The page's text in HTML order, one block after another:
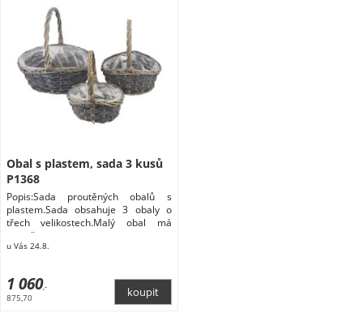
Obal s plastem, sada 3 kusů
P1368
Popis:Sada proutěných obalů s
plastem.Sada obsahuje 3 obaly o
třech velikostech.Malý obal má
rozměry
u Vás 24.8.
1 060,-
875,70